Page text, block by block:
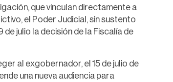
que vinculan directamente a
el Poder Judicial, sin sustento
julio la decisión de la Fiscalía de
al exgobernador, el 15 de julio de
una nueva audiencia para